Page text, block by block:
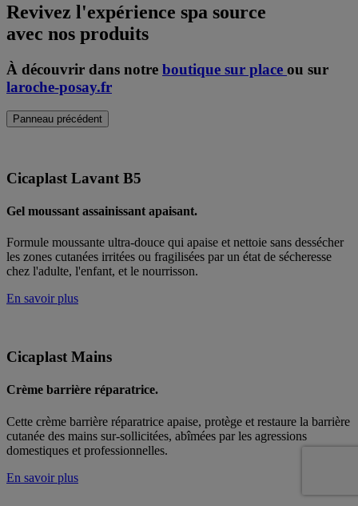
Revivez l'expérience spa source
avec nos produits
À découvrir dans notre boutique sur place ou sur
laroche-posay.fr
Panneau précédent
Cicaplast Lavant B5
Gel moussant assainissant apaisant.
Formule moussante ultra-douce qui apaise et nettoie sans dessécher
les zones cutanées irritées ou fragilisées par un état de sécheresse
chez l'adulte, l'enfant, et le nourrisson.
En savoir plus
Cicaplast Mains
Crème barrière réparatrice.
Cette crème barrière réparatrice apaise, protège et restaure la barrière
cutanée des mains sur-sollicitées, abîmées par les agressions
domestiques et professionnelles.
En savoir plus